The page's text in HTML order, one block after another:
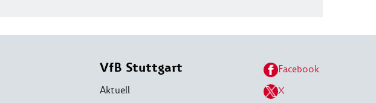
VfB Stuttgart
Aktuell
Facebook
X